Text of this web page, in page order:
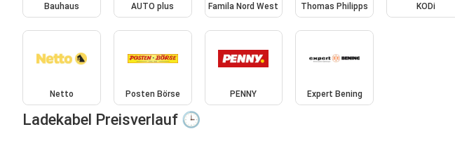
Bauhaus AUTO plus Famila Nord West Thomas Philipps KODi
Netto Posten Börse PENNY Expert Bening
Ladekabel Preisverlauf 🕒